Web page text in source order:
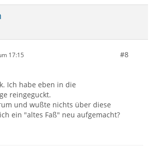
17:15 #8
Ich habe eben in die
reingeguckt.
und wußte nichts über diese
ein "altes Faß" neu aufgemacht?